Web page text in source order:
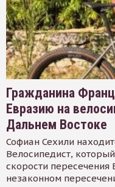
Гражданина
Евразию на
Дальнем Востоке
Софиан Сехили
Велосипедист,
скорости пересечения
незаконном